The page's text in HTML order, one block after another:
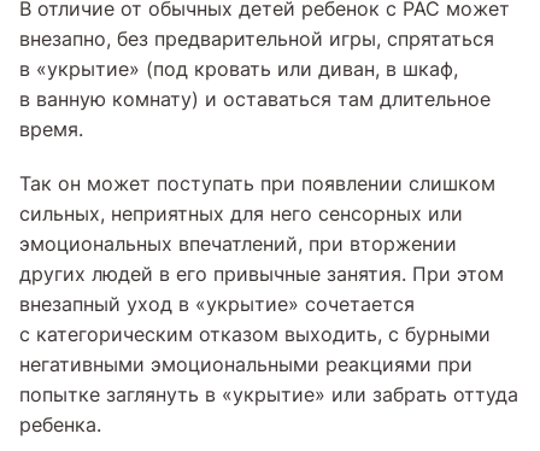
В отличие от обычных детей ребенок с РАС может
внезапно, без предварительной игры, спрятаться
в «укрытие» (под кровать или диван, в шкаф,
в ванную комнату) и оставаться там длительное
время.
Так он может поступать при появлении слишком
сильных, неприятных для него сенсорных или
эмоциональных впечатлений, при вторжении
других людей в его привычные занятия. При этом
внезапный уход в «укрытие» сочетается
с категорическим отказом выходить, с бурными
негативными эмоциональными реакциями при
попытке заглянуть в «укрытие» или забрать оттуда
ребенка.